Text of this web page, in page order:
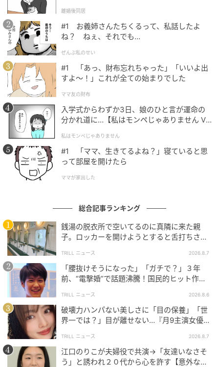
同社は日比谷エリアのまちづくりへの賛同を背景に、
エンターテインメント領域への積極的な関与を強化す
る方針のもとで協賛を継続しています。
日比谷音楽祭は入場無料で参加できるため、幅広い年
代が気軽に足を運べる都市型音楽イベントとして定着
しています。
2019年の初開催から8年目を迎える2026年は、規模と
会場数をさらに拡張し、街ぐるみで音楽を楽しめる構
成となっています。
三菱商事都市開発「日比谷音楽祭2026」の紹介でし
た。
よくある質問
Q. 日比谷音楽祭2026の開催時間は何時からで
すか？
A. 2026年5月30日（土）・31日（日）ともに10:30〜
20:30頃の開催が予定されています。
Q. 東京国際フォーラム ホールAが会場に加わ
った理由は何ですか？
離婚後同居
#1 お義姉さんたちくるって、私話したよ
ね？ ねぇ、それでも…
ぜんぶ私のせい
#1 「あっ、財布忘れちゃった」「いいよ出
すよ〜！」これが全ての始まりでした
ママ友の財布
入学式からわずか3日、娘のひと言が運命の
分かれ道に…【私はモンペじゃありません Vo
私はモンペじゃありません
#1 「ママ、生きてるよね？」寝ていると思
って部屋を開けたら
ママが家出した
総合記事ランキング
銭湯の脱衣所で空いてるのに真隣に来た親
子。ロッカーを開けようとすると舌打ちさ
中で拍手」
TRILL ニュース 2026.8.7
「腰抜けそうになった」「ガチで？」３年
前、“電撃婚”で話題沸騰！国民的ヒット作
TRILL ニュース 2026.8.6
破壊力ハンパない美しさに「目の保養」「世
界一では？」目が離せない…『月9主演女優
TRILL ニュース 2026.8.7
江口のりこが夫婦役で共演→「友達いなさそ
う」と誘われ２０代から心を許す【意外な親